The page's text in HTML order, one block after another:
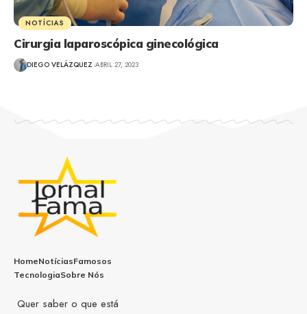
NOTÍCIAS
Cirurgia laparoscópica ginecológica
DIEGO VELÁZQUEZ ABRIL 27, 2023
HomeNotíciasFamosos
TecnologiaSobre Nós
Quer saber o que está